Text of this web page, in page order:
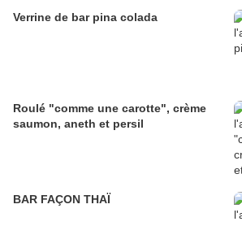
Verrine de bar pina colada
Roulé "comme une carotte", crème
saumon, aneth et persil
BAR FAÇON THAÏ